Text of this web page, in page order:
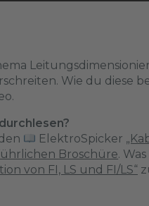
Wie du diese
ElektroSpicker
Broschüre.
von FI, LS und FI/LS“